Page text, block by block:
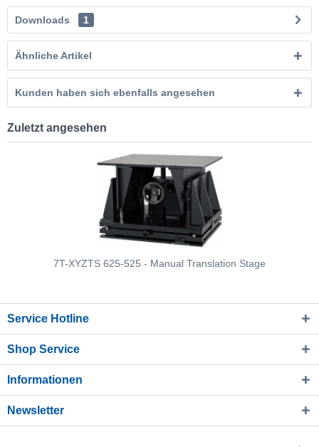
Downloads 1
Ähnliche Artikel
Kunden haben sich ebenfalls angesehen
Zuletzt angesehen
7T-XYZTS 625-525 - Manual Translation Stage
Service Hotline
Shop Service
Informationen
Newsletter